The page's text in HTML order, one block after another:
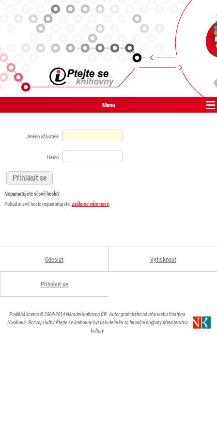
Menu
Jméno uživatele
Heslo
Nepamatujete si své heslo?
Pokud si své heslo nepamatujete,zašleme vám nové.
Odeslat Vytisknout
Přihlásit se
Podléhá licenci© 2004-2014Národní knihovna ČR. Autor grafického návrhu webu Kristýna
Hasíková. Rozvoj služby Ptejte se knihovny byl uskutečněn za finanční podpory Ministerstva
kultury